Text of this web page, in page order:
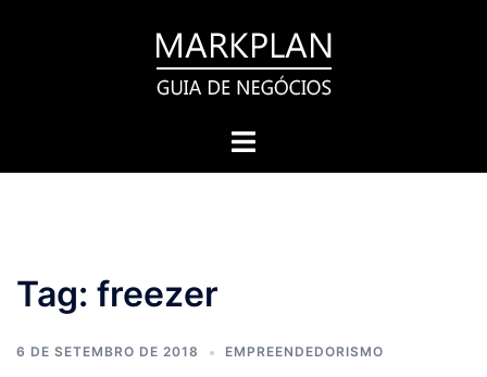
Toggle
Tag: freezer
6 DE SETEMBRO DE 2018 EMPREENDEDORISMO